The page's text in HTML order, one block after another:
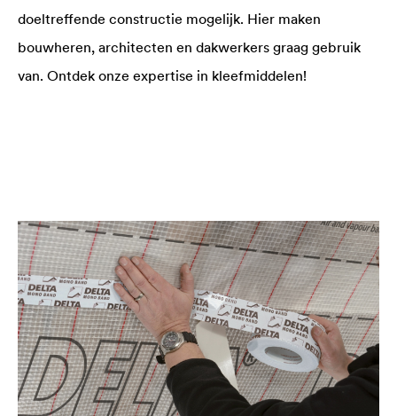
doeltreffende constructie mogelijk. Hier maken
bouwheren, architecten en dakwerkers graag gebruik
van. Ontdek onze expertise in kleefmiddelen!